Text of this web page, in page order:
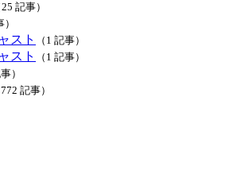
25 記事）
スト （1 記事）
スト （1 記事）
）
記事）